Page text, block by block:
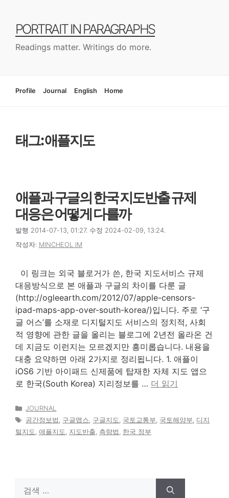
PORTRAIT IN PARAGRAPHS
Readings matter. Writings do more.
Profile Journal English Home
태그: 애플지도
애플과 구글의 한국 지도반출 규제
대응은 어떻게 다를까
발행 2014-07-13, 01:27. 수정 2024-02-09, 13:24.
작성자: MINCHEOL IM
이 링크는 외국 블로거가 쓴, 한국 지도서비스 규제
대응방식으로 본 애플과 구글의 차이를 다룬 글
(http://ogleearth.com/2012/07/apple-censors-
ipad-maps-app-over-south-korea/)입니다. 주로 ‘구
글 어스’를 소재로 디지털지도 서비스의 정치적, 사회
적 영향에 관한 글을 올리는 블로그에 2년전 올라온 건
데 지금도 이런지는 모르겠지만 흥미롭습니다. 내용을
대충 요약하면 아래 2가지로 정리됩니다. 1. 애플이
iOS6 기반 아이패드 신제품에 탑재한 자체 지도 앱으
로 한국(South Korea) 지리정보를 … 더 읽기
카
테
리
JOURNAL
태
그
공간정보법 , 구글맵스, 구글지도, 국토교통부, 국토해양부, 디지
털지도, 애플지도, 지도반출, 측량법 , 한국 정부